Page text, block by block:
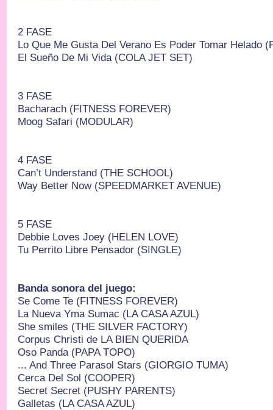
2 FASE
Lo Que Me Gusta Del Verano Es Poder Tomar Helado
El Sueño De Mi Vida (COLA JET SET)
3 FASE
Bacharach (FITNESS FOREVER)
Moog Safari (MODULAR)
4 FASE
Can’t Understand (THE SCHOOL)
Way Better Now (SPEEDMARKET AVENUE)
5 FASE
Debbie Loves Joey (HELEN LOVE)
Tu Perrito Libre Pensador (SINGLE)
Banda sonora del juego:
Se Come Te (FITNESS FOREVER)
La Nueva Yma Sumac (LA CASA AZUL)
She smiles (THE SILVER FACTORY)
Corpus Christi de LA BIEN QUERIDA
Oso Panda (PAPA TOPO)
... And Three Parasol Stars (GIORGIO TUMA)
Cerca Del Sol (COOPER)
Secret Secret (PUSHY PARENTS)
Galletas (LA CASA AZUL)